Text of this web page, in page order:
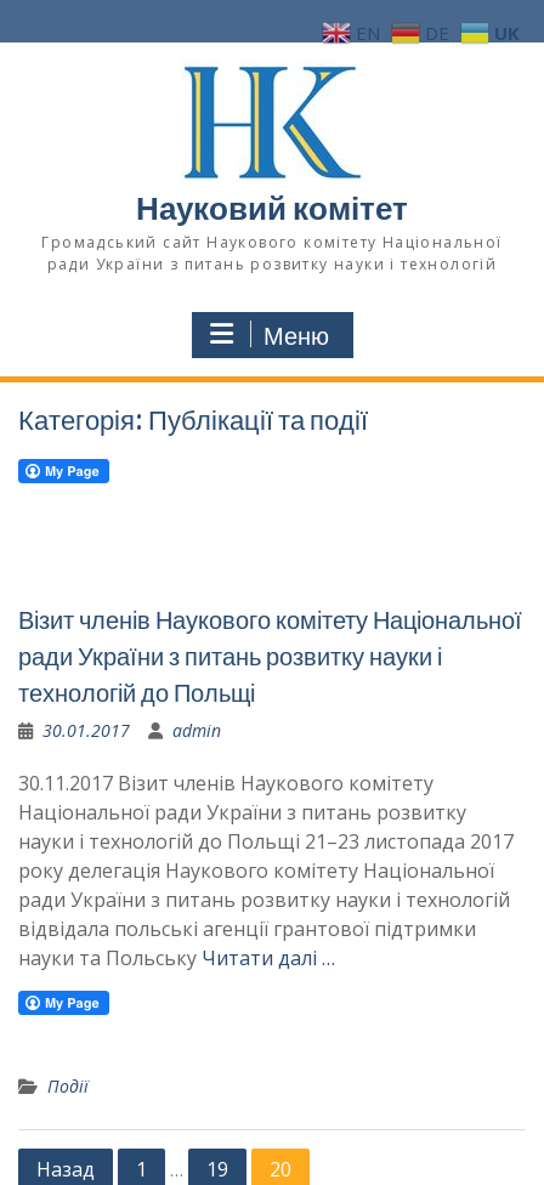
до
Науковий комітет
Громадський сайт Наукового комітету Національної
ради України з питань розвитку науки і технологій
Меню
Категорія: Публікації та події
Візит членів Наукового комітету Національної
ради України з питань розвитку науки і
технологій до Польщі
30.01.2017 admin
30.11.2017 Візит членів Наукового комітету
Національної ради України з питань розвитку
науки і технологій до Польщі 21–23 листопада 2017
року делегація Наукового комітету Національної
ради України з питань розвитку науки і технологій
відвідала польські агенції грантової підтримки
науки та Польську Читати далі …
Події
Posts
Назад 1 … 19 20
EN DE UK